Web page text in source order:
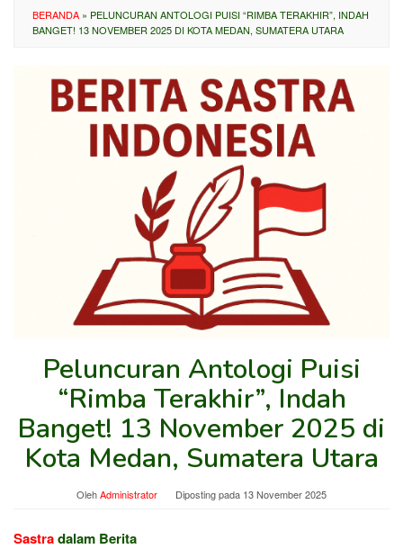
BERANDA » PELUNCURAN ANTOLOGI PUISI “RIMBA TERAKHIR”, INDAH
BANGET! 13 NOVEMBER 2025 DI KOTA MEDAN, SUMATERA UTARA
Peluncuran Antologi Puisi
“Rimba Terakhir”, Indah
Banget! 13 November 2025 di
Kota Medan, Sumatera Utara
OlehAdministrator Diposting pada 13 November 2025
Sastradalam Berita